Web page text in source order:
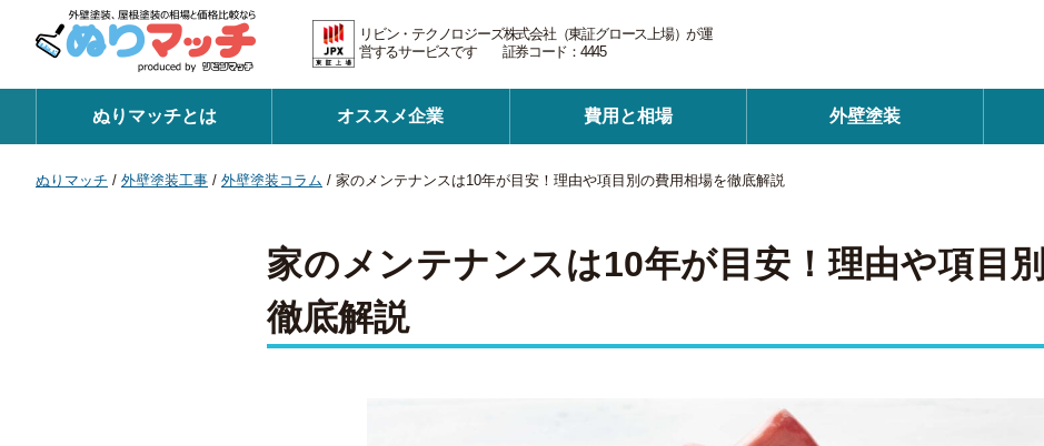
リビン・テクノロジーズ株式会社（東証グロース上場）が運
営するサービスです 証券コード：4445
ぬりマッチとは オススメ企業 費用と相場 外壁塗装
ぬりマッチ / 外壁塗装工事 / 外壁塗装コラム / 家のメンテナンスは10年が目安！理由や項目別の費用相場を徹底解説
家のメンテナンスは10年が目安！理由や項目
徹底解説